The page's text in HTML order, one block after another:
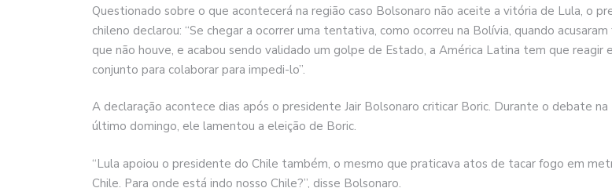
Questionado sobre o que acontecerá na região caso Bolsonaro não aceite a vitória de Lula, o
chileno declarou: “Se chegar a ocorrer uma tentativa, como ocorreu na Bolívia, quando acusaram
que não houve, e acabou sendo validado um golpe de Estado, a América Latina tem que reagir
conjunto para colaborar para impedi-lo”.
A declaração acontece dias após o presidente Jair Bolsonaro criticar Boric. Durante o debate na
último domingo, ele lamentou a eleição de Boric.
“Lula apoiou o presidente do Chile também, o mesmo que praticava atos de tacar fogo em
Chile. Para onde está indo nosso Chile?”, disse Bolsonaro.